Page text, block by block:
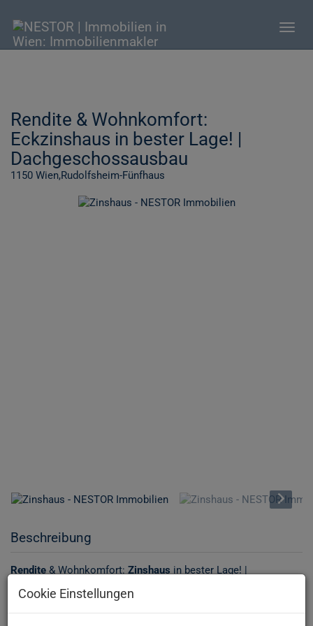
Rendite & Wohnkomfort:
Eckzinshaus in bester Lage! |
Dachgeschossausbau
1150 Wien,Rudolfsheim-Fünfhaus
Beschreibung
Rendite & Wohnkomfort: Zinshaus in bester Lage! |
Cookie Einstellungen